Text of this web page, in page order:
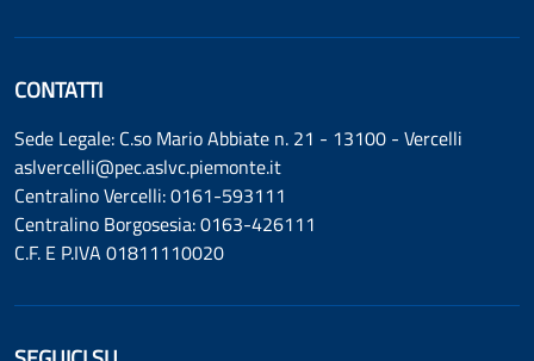
CONTATTI
Sede Legale: C.so Mario Abbiate n. 21 - 13100 - Vercelli
aslvercelli@pec.aslvc.piemonte.it
Centralino Vercelli: 0161-593111
Centralino Borgosesia: 0163-426111
C.F. E P.IVA 01811110020